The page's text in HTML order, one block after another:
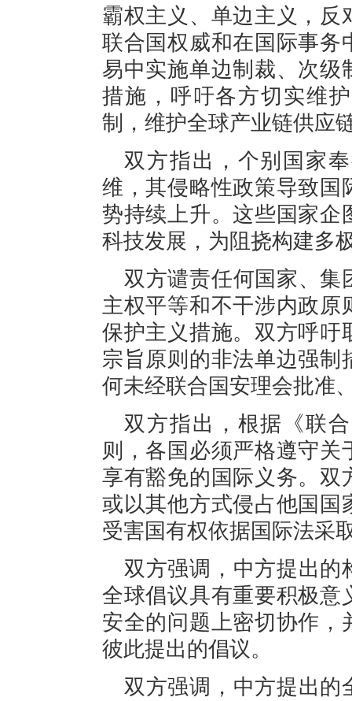
霸权主义、单边主义，反
联合国权威和在国际事务
易中实施单边制裁、次级
措施，呼吁各方切实维
制，维护全球产业链供应
双方指出，个别国家
维，其侵略性政策导致国
势持续上升。这些国家企
科技发展，为阻挠构建多
双方谴责任何国家、集
主权平等和不干涉内政原
保护主义措施。双方呼吁
宗旨原则的非法单边强制
何未经联合国安理会批准
双方指出，根据《联
则，各国必须严格遵守
享有豁免的国际义务。双
或以其他方式侵占他国国
受害国有权依据国际法采
双方强调，中方提出的
全球倡议具有重要积极意
安全的问题上密切协作，
彼此提出的倡议。
双方强调，中方提出的